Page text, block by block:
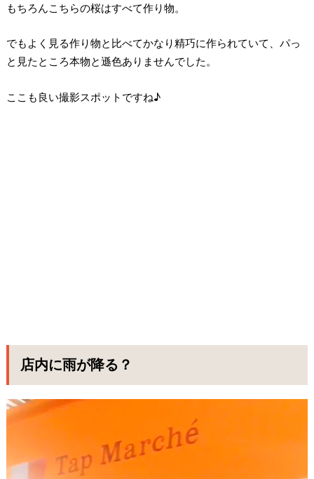
もちろんこちらの桜はすべて作り物。
でもよく見る作り物と比べてかなり精巧に作られていて、パっ
と見たところ本物と遜色ありませんでした。
ここも良い撮影スポットですね♪
店内に雨が降る？
動
ー